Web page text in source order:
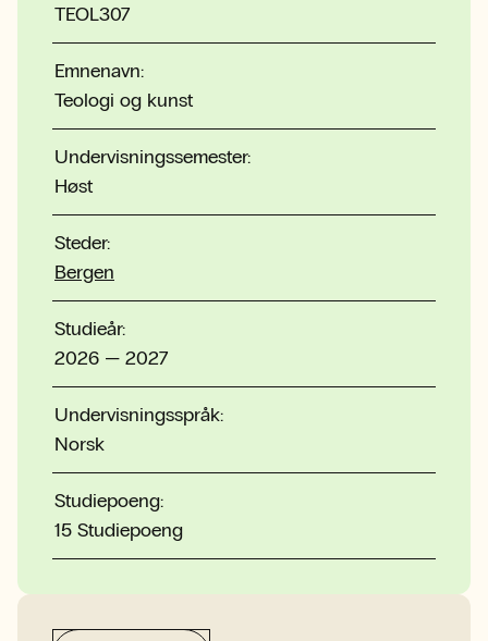
TEOL307
Emnenavn:
Teologi og kunst
Undervisningssemester:
Høst
Steder:
Bergen
Studieår:
2026 — 2027
Undervisningsspråk:
Norsk
Studiepoeng:
15 Studiepoeng